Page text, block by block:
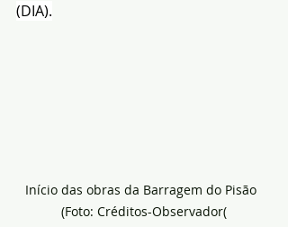
(DIA).
Início das obras da Barragem do Pisão
(Foto: Créditos-Observador(